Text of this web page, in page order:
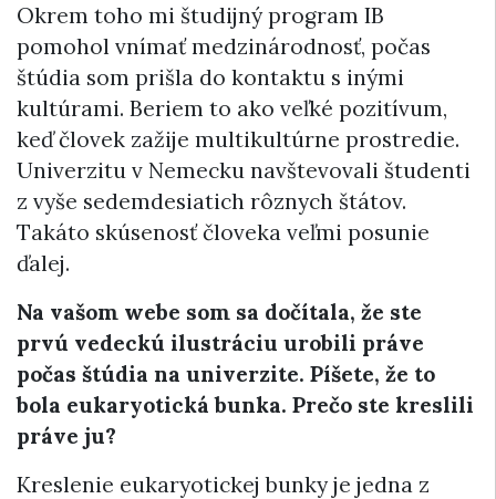
Okrem toho mi študijný program IB
pomohol vnímať medzinárodnosť, počas
štúdia som prišla do kontaktu s inými
kultúrami. Beriem to ako veľké pozitívum,
keď človek zažije multikultúrne prostredie.
Univerzitu v Nemecku navštevovali študenti
z vyše sedemdesiatich rôznych štátov.
Takáto skúsenosť človeka veľmi posunie
ďalej.
Na vašom webe som sa dočítala, že ste
prvú vedeckú ilustráciu urobili práve
počas štúdia na univerzite. Píšete, že to
bola eukaryotická bunka. Prečo ste kreslili
práve ju?
Kreslenie eukaryotickej bunky je jedna z